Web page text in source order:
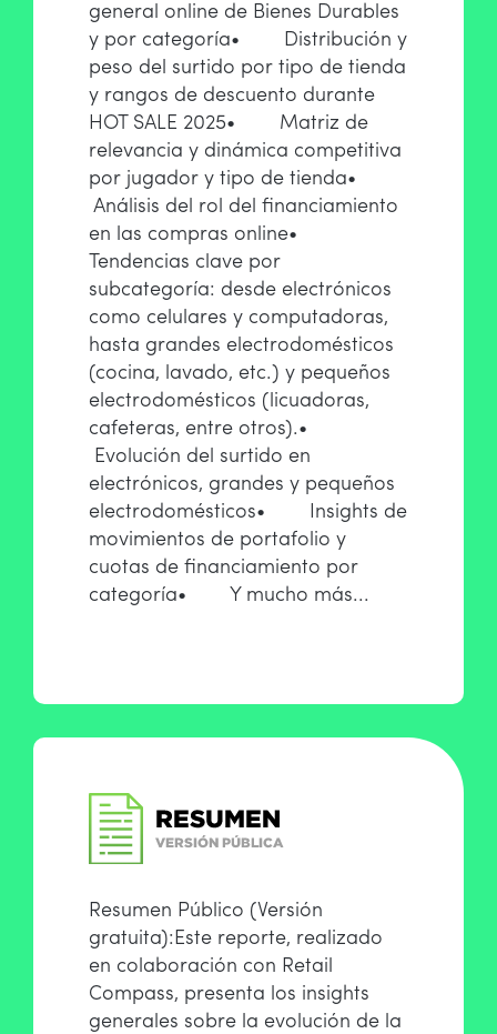
general online de Bienes Durables
y por categoría• Distribución y
peso del surtido por tipo de tienda
y rangos de descuento durante
HOT SALE 2025• Matriz de
relevancia y dinámica competitiva
por jugador y tipo de tienda•
Análisis del rol del financiamiento
en las compras online•
Tendencias clave por
subcategoría: desde electrónicos
como celulares y computadoras,
hasta grandes electrodomésticos
(cocina, lavado, etc.) y pequeños
electrodomésticos (licuadoras,
cafeteras, entre otros).•
Evolución del surtido en
electrónicos, grandes y pequeños
electrodomésticos• Insights de
movimientos de portafolio y
cuotas de financiamiento por
categoría• Y mucho más...
Resumen Público (Versión
gratuita): Este reporte, realizado
en colaboración con Retail
Compass, presenta los insights
generales sobre la evolución de la